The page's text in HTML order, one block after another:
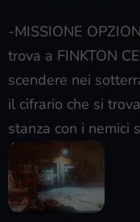
-MISSIONE
trova a FINKTON
scendere nei
il cifrario che si
stanza con i nemici